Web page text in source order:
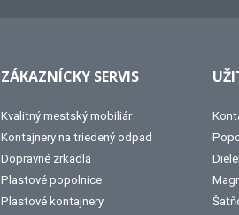
ZÁKAZNÍCKY SERVIS
Kvalitný mestský mobiliár
Kontajnery na triedený odpad
Dopravné zrkadlá
Plastové popolnice
Plastové kontajnery